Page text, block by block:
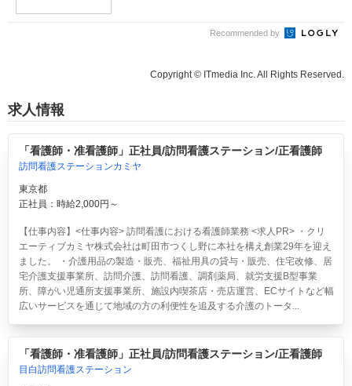
Recommended by
Copyright © ITmedia Inc. All Rights Reserved.
求人情報
「看護師・准看護師」正社員/訪問看護ステーション/正看護師
訪問看護ステーションカミヤ
東京都
正社員：時給2,000円～
【仕事内容】<仕事内容> 訪問看護における看護師業務 <求人PR> ・クリ
エーティブカミヤ株式会社は町田市つくし野に本社を構え創業29年を迎え
ました。 ・介護用品の製造・販売、福祉用具の貸与・販売、住宅改修、居
宅介護支援事業所、訪問介護、訪問看護、調剤薬局、就労支援B型事業
所、障がい児通所支援事業所、施設内喫茶店・売店運営、ECサイトなど幅
広いサービスを通じて地域の方の利便性を追及する介護のトータ...
「看護師・准看護師」正社員/訪問看護ステーション/正看護師
目白訪問看護ステーション